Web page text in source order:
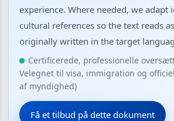
experience. Where needed, we adapt
cultural references so the text reads
originally written in the target
Certificerede, professionelle
Velegnet til visa, immigration og
af myndighed)
Få et tilbud på dette dokument